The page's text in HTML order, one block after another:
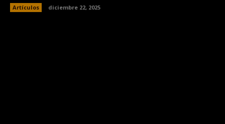
Artículos diciembre 22, 2025